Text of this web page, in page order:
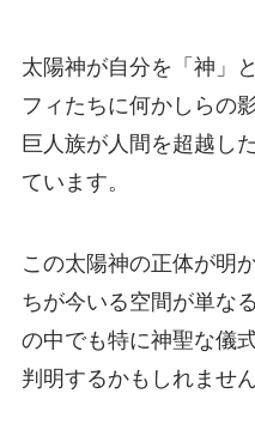
太陽神が自分を「神」
フィたちに何かしらの
巨人族が人間を超越し
ています。
この太陽神の正体が明
ちが今いる空間が単な
の中でも特に神聖な儀
判明するかもしれません